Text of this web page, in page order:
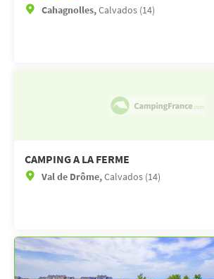
Cahagnolles,Calvados (14)
CAMPING A LA FERME
Val de Drôme,Calvados (14)